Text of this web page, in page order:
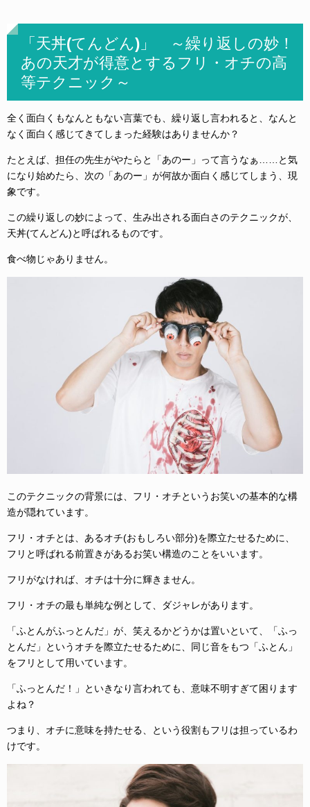
「天丼(てんどん)」 ～繰り返しの妙！
あの天才が得意とするフリ・オチの高
等テクニック～
全く面白くもなんともない言葉でも、繰り返し言われると、なんと
なく面白く感じてきてしまった経験はありませんか？
たとえば、担任の先生がやたらと「あのー」って言うなぁ……と気
になり始めたら、次の「あのー」が何故か面白く感じてしまう、現
象です。
この繰り返しの妙によって、生み出される面白さのテクニックが、
天丼(てんどん)と呼ばれるものです。
食べ物じゃありません。
このテクニックの背景には、フリ・オチというお笑いの基本的な構
造が隠れています。
フリ・オチとは、あるオチ(おもしろい部分)を際立たせるために、
フリと呼ばれる前置きがあるお笑い構造のことをいいます。
フリがなければ、オチは十分に輝きません。
フリ・オチの最も単純な例として、ダジャレがあります。
「ふとんがふっとんだ」が、笑えるかどうかは置いといて、「ふっ
とんだ」というオチを際立たせるために、同じ音をもつ「ふとん」
をフリとして用いています。
「ふっとんだ！」といきなり言われても、意味不明すぎて困ります
よね？
つまり、オチに意味を持たせる、という役割もフリは担っているわ
けです。